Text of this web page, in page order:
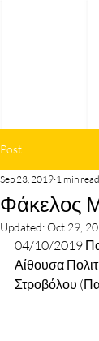
Post
Φάκελος
Sep 23, 2019 1 min read
Updated:Oct 29,
04/10/2019
Αίθουσα
Στροβόλου